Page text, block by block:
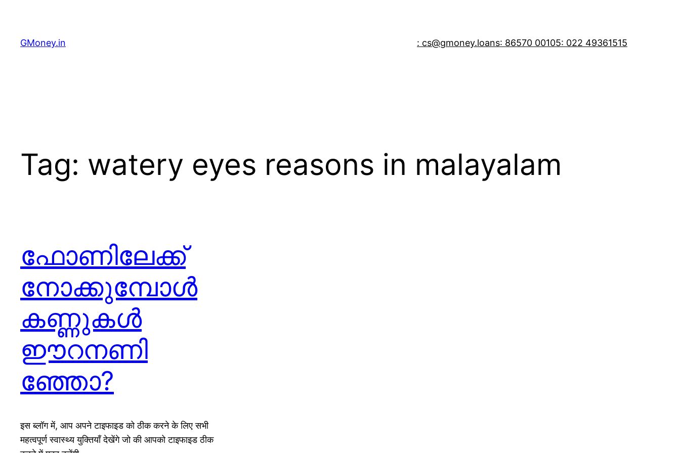
GMoney.in : cs@gmoney.loans: 86570 00105: 022 49361515
Tag: watery eyes reasons in malayalam
ഫോണിലേക്ക്
നോക്കുമ്പോൾ
കണ്ണുകൾ
ഈറനണി
ഞ്ഞോ?
इस ब्लॉग में, आप अपने टाइफाइड को ठीक करने के लिए सभी
महत्वपूर्ण स्वास्थ्य युक्तियाँ देखेंगे जो की आपको टाइफाइड ठीक